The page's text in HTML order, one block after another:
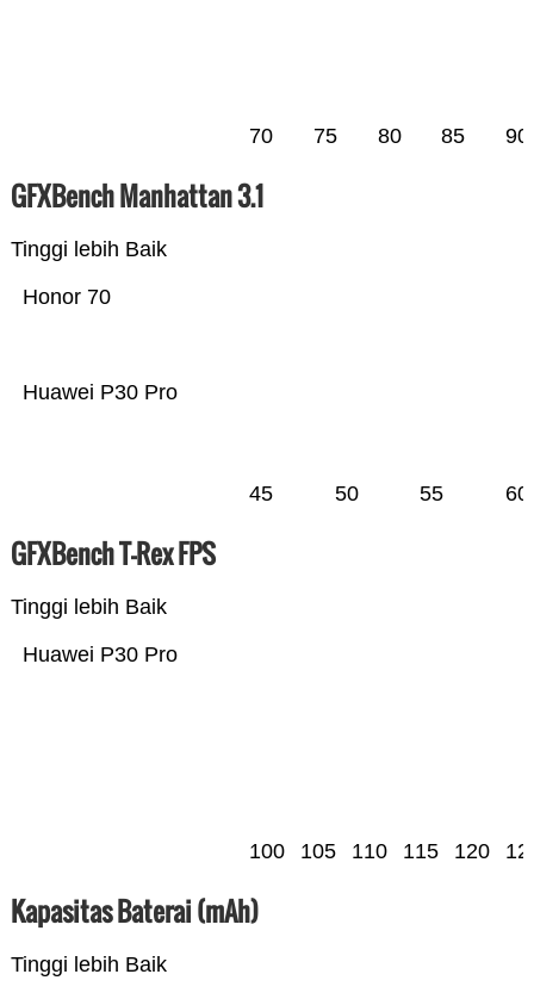
70 75 80 85 90
GFXBench Manhattan 3.1
Tinggi lebih Baik
Huawei P30 Pro
Honor 70
45 50 55 60
GFXBench T-Rex FPS
Tinggi lebih Baik
Huawei P30 Pro
100 105 110 115 120
Kapasitas Baterai (mAh)
Tinggi lebih Baik